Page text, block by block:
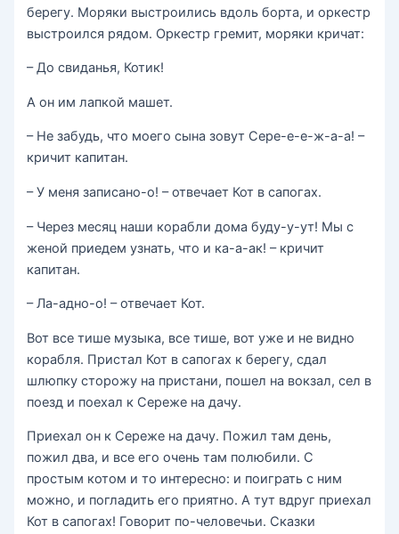
берегу. Моряки выстроились вдоль борта, и оркестр
выстроился рядом. Оркестр гремит, моряки кричат:
– До свиданья, Котик!
А он им лапкой машет.
– Не забудь, что моего сына зовут Сере-е-е-ж-а-а! –
кричит капитан.
– У меня записано-о! – отвечает Кот в сапогах.
– Через месяц наши корабли дома буду-у-ут! Мы с
женой приедем узнать, что и ка-а-ак! – кричит
капитан.
– Ла-адно-о! – отвечает Кот.
Вот все тише музыка, все тише, вот уже и не видно
корабля. Пристал Кот в сапогах к берегу, сдал
шлюпку сторожу на пристани, пошел на вокзал, сел в
поезд и поехал к Сереже на дачу.
Приехал он к Сереже на дачу. Пожил там день,
пожил два, и все его очень там полюбили. С
простым котом и то интересно: и поиграть с ним
можно, и погладить его приятно. А тут вдруг приехал
Кот в сапогах! Говорит по-человечьи. Сказки